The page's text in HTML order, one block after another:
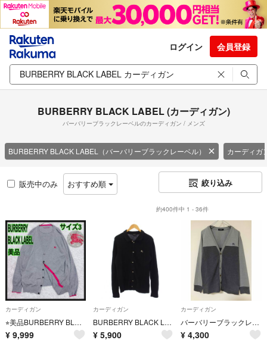
ログイン 会員登録
BURBERRY BLACK LABEL (カーディガン)
バーバリーブラックレーベルのカーディガン / メンズ
BURBERRY BLACK LABEL（バーバリーブラックレーベル） カーディガ
販売中のみ おすすめ順 絞り込み
約400件中 1 - 36件
カーディガン
⭐︎美品BURBERRY BLACK LABELバーバリーブラックレーベルニットカーディガン3 Lグレーピンク馬上の騎士刺繍
¥ 9,999
カーディガン
BURBERRY BLACK LABEL ニット カーディガン 長袖 2 黒
¥ 5,900
カーディガン
バーバリーブラックレーベル ツートーン カーディガン ホースロゴ
¥ 4,300